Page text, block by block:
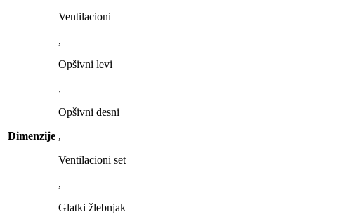
Dimenzije
Ventilacioni
,
Opšivni levi
,
Opšivni desni
,
Ventilacioni set
,
Glatki žlebnjak